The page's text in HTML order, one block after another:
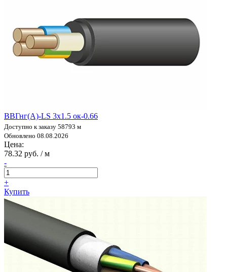
ВВГнг(А)-LS 3х1.5 ок-0.66
Доступно к заказу 58793 м
Обновлено 08.08.2026
Цена:
78.32 руб. / м
-
+
Купить